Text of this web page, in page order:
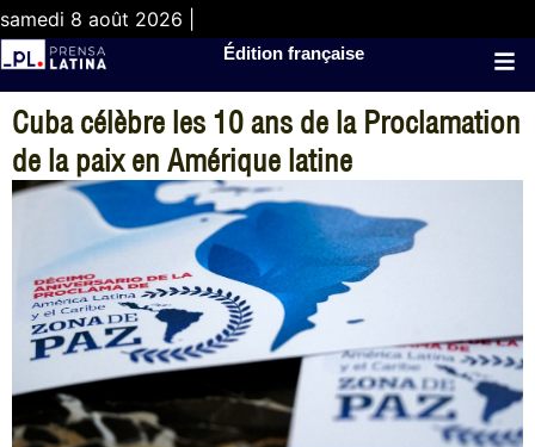
samedi 8 août 2026 |
Édition française
Cuba célèbre les 10 ans de la Proclamation
de la paix en Amérique latine